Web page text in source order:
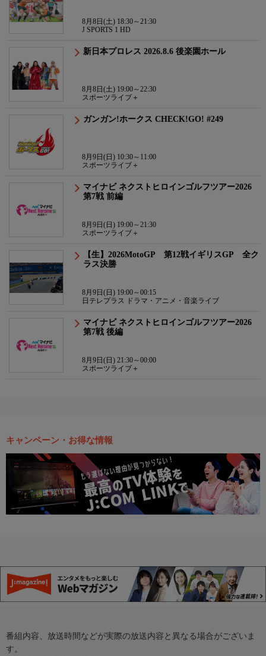
8月8日(土) 18:30～21:30
J SPORTS 1 HD
新日本プロレス 2026.8.6 後楽園ホール
8月8日(土) 19:00～22:30
スポーツライブ＋
ガンガン!ホークス CHECK!GO! #249
8月9日(日) 10:30～11:00
スポーツライブ＋
マイナビ ネクストヒロインゴルフツアー2026
第7戦 前編
8月9日(日) 19:00～21:30
スポーツライブ＋
【生】2026MotoGP 第12戦イギリスGP 全ク
ラス決勝
8月9日(日) 19:00～00:15
日テレプラス ドラマ・アニメ・音楽ライブ
マイナビ ネクストヒロインゴルフツアー2026
第7戦 後編
8月9日(日) 21:30～00:00
スポーツライブ＋
キャンペーン・お得な情報
番組内容、放送時間などが実際の放送内容と異なる場合がございま
す。